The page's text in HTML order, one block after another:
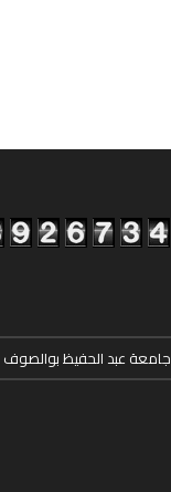
جامعة عبد الحفيظ بوالصوف